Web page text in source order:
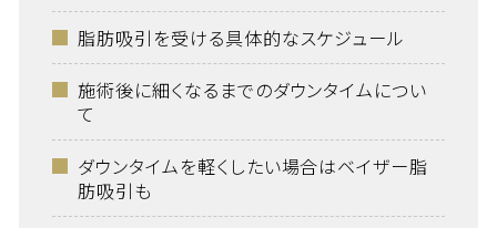
脂肪吸引を受ける具体的なスケジュール
施術後に細くなるまでのダウンタイムについ
て
ダウンタイムを軽くしたい場合はベイザー脂
肪吸引も